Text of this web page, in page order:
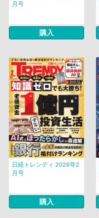
月号
購入
日経トレンディ 2026年2
月号
購入